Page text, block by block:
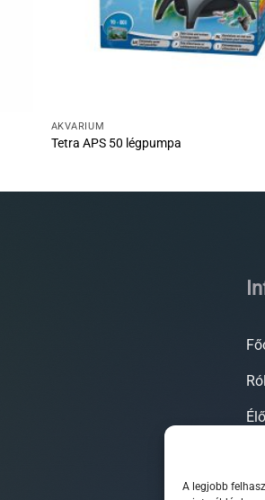
A legjobb
AKVÁRIUM
Tetra APS 50 légpumpa